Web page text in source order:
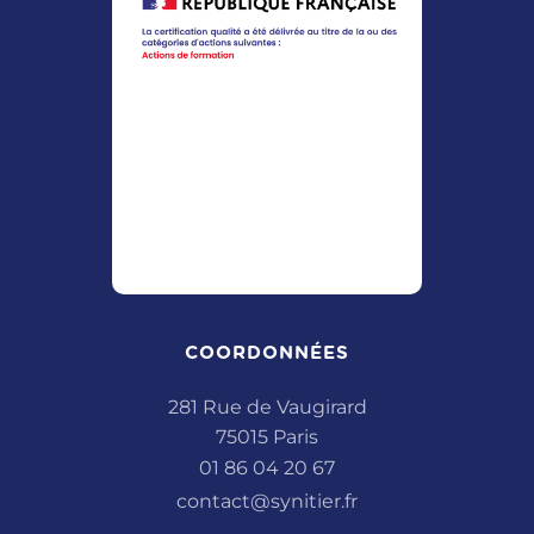
COORDONNÉES
281 Rue de Vaugirard
75015 Paris
01 86 04 20 67
contact@synitier.fr